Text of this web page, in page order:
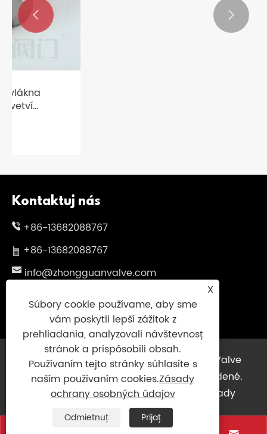
 
Kontaktuj nás
+86-13682088767
+86-13682088767
info@zhongguanvalve.com
Wenzhou City, provincia Zhejiang, Čína
Copyright © 2025 Zhejiang Zhongguan Valve
Manufacture Co., Ltd. Všetky práva vyhradené.
Links|Sitemap|RSS|XML
Zásady
ochrany osobných údajov
X
Súbory cookie používame, aby sme
vám poskytli lepší zážitok z
prehliadania, analyzovali návštevnosť
stránok a prispôsobili obsah.
Používaním tejto stránky súhlasíte s
naším používaním cookies.Zásady
ochrany osobných údajov
Odmietnuť Prijať